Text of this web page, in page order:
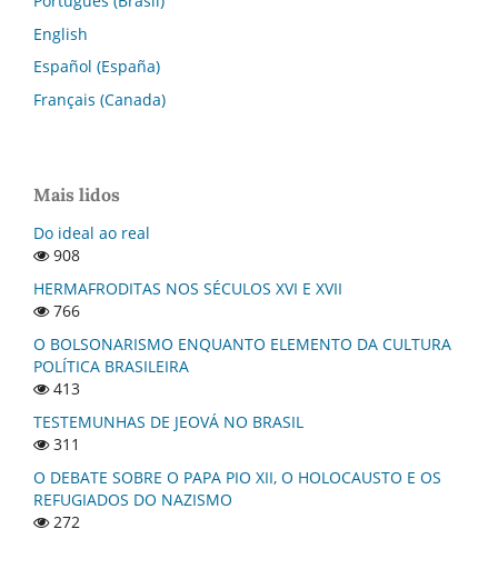
English
Español (España)
Français (Canada)
Mais lidos
Do ideal ao real
908
HERMAFRODITAS NOS SÉCULOS XVI E XVII
766
O BOLSONARISMO ENQUANTO ELEMENTO DA CULTURA
POLÍTICA BRASILEIRA
413
TESTEMUNHAS DE JEOVÁ NO BRASIL
311
O DEBATE SOBRE O PAPA PIO XII, O HOLOCAUSTO E OS
REFUGIADOS DO NAZISMO
272